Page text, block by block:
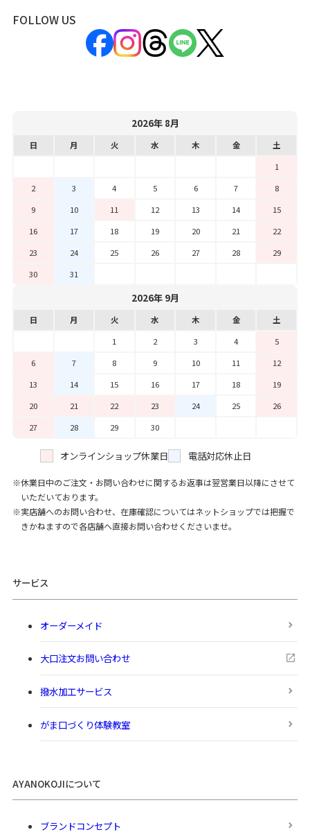
FOLLOW US
2026年 8月
日 月 火 水 木 金
土
1
2
3 4 5 6 7
8
9
10 11 12 13 14
15
16
17 18 19 20 21
22
23
24 25 26 27 28
29
30
31
2026年 9月
日 月 火 水 木 金
土
1
2 3 4
5
6
7 8 9 10 11
12
13
14 15 16 17 18
19
20
21 22 23 24 25
26
27
28 29 30
オンラインショップ休業日 電話対応休止日
休業日中のご注文・お問い合わせに関するお返事は翌営業日以降にさせて
いただいております。
実店舗へのお問い合わせ、在庫確認についてはネットショップでは把握で
きかねますので各店舗へ直接お問い合わせくださいませ。
サービス
オーダーメイド
大口注文お問い合わせ
撥水加工サービス
がま口づくり体験教室
AYANOKOJIについて
ブランドコンセプト